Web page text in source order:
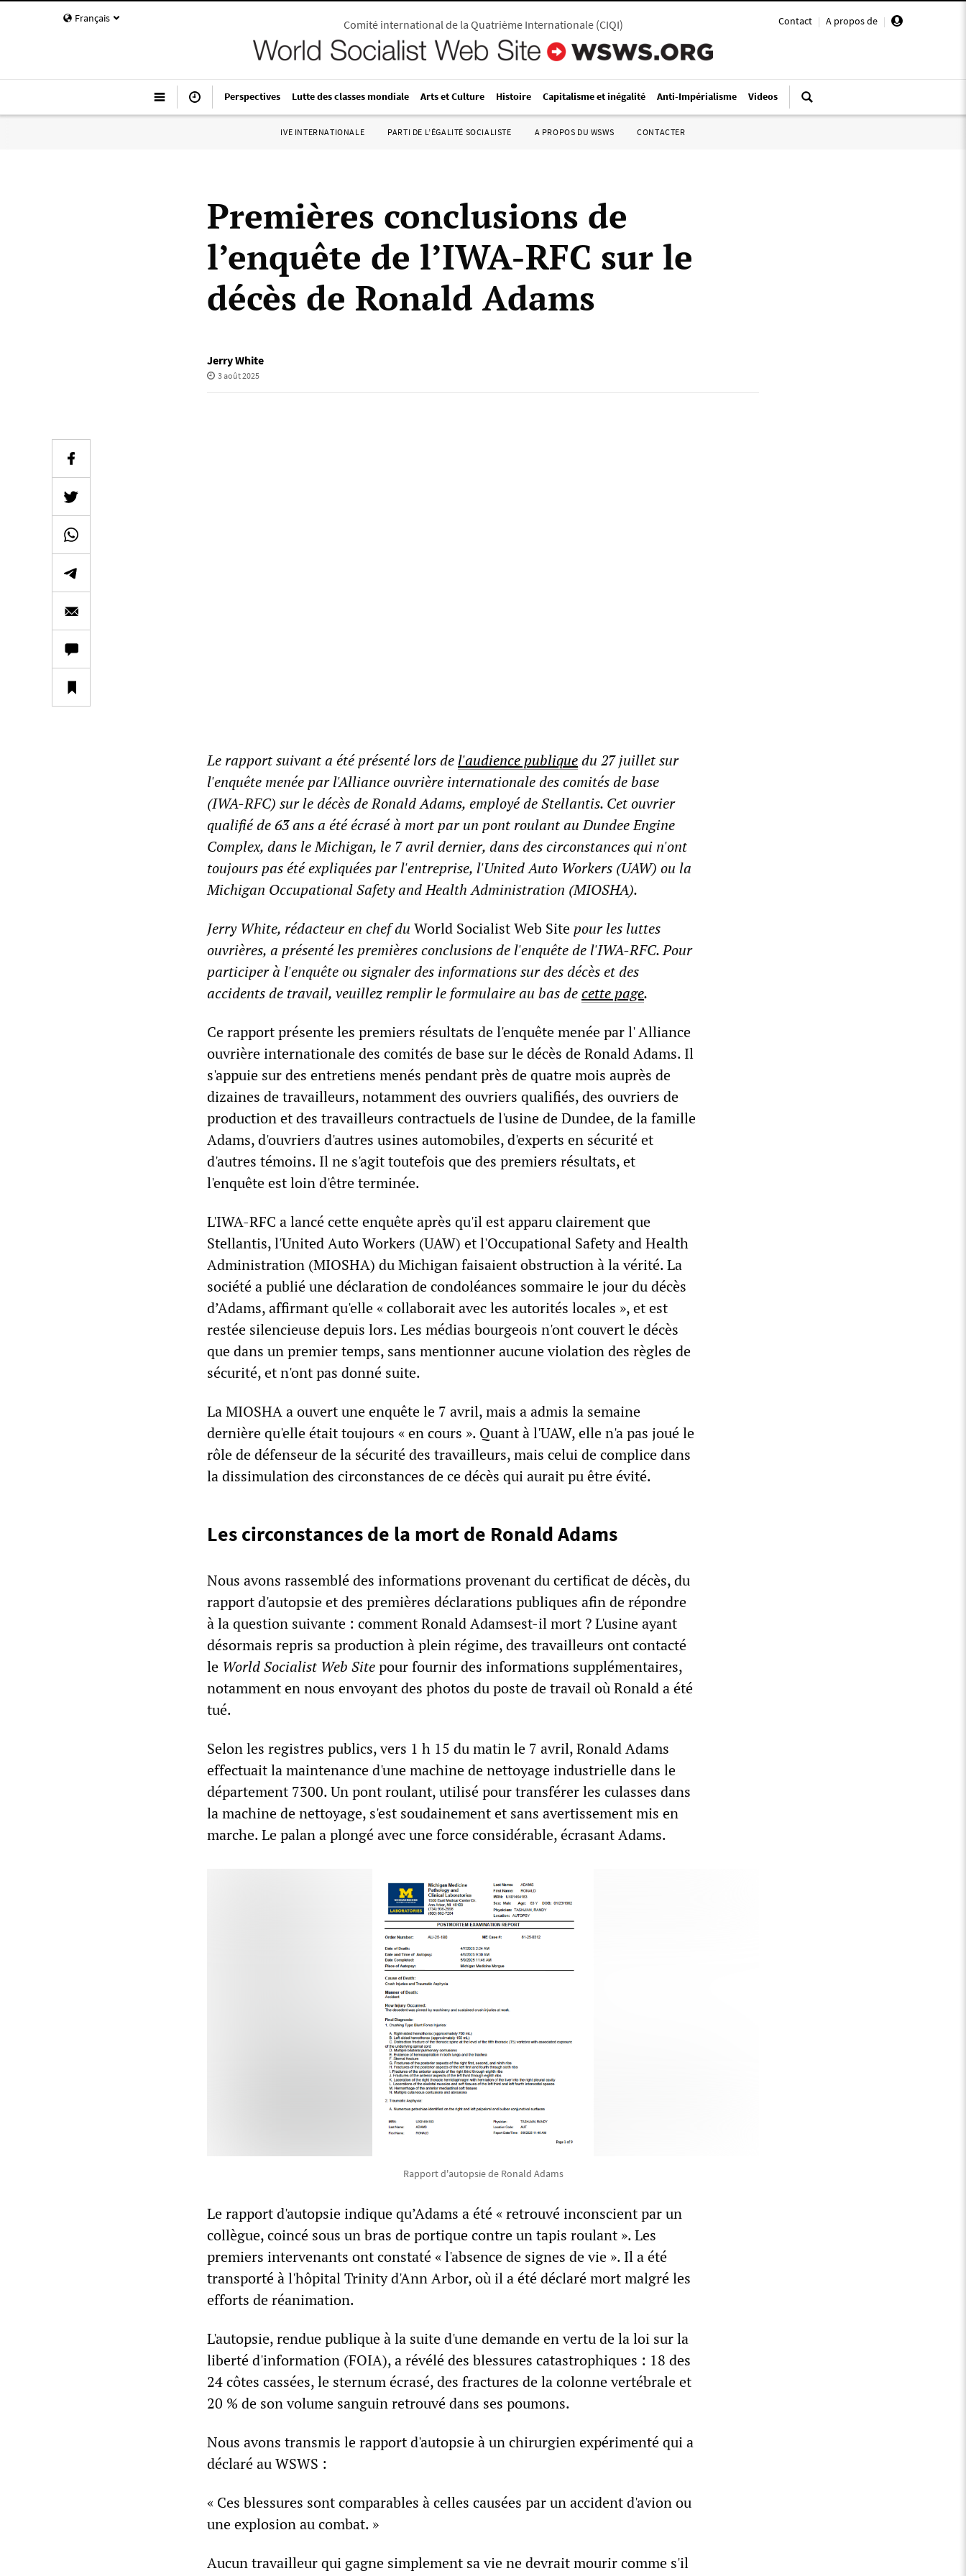
Français Contact | A propos de |
Comité international de la Quatrième Internationale(CIQI)
Perspectives Lutte des classes mondiale Arts et Culture Histoire Capitalisme et inégalité Anti-Impérialisme Videos
IVE INTERNATIONALE PARTI DE L’ÉGALITÉ SOCIALISTE A PROPOS DU WSWS CONTACTER
Premières conclusions de
l’enquête de l’IWA-RFC sur le
décès de Ronald Adams
Jerry White
3 août 2025
Le rapport suivant a été présenté lors de l'audience publique du 27 juillet sur
l'enquête menée par l'Alliance ouvrière internationale des comités de base
(IWA-RFC) sur le décès de Ronald Adams, employé de Stellantis. Cet ouvrier
qualifié de 63 ans a été écrasé à mort par un pont roulant au Dundee Engine
Complex, dans le Michigan, le 7 avril dernier, dans des circonstances qui n'ont
toujours pas été expliquées par l'entreprise, l'United Auto Workers (UAW) ou la
Michigan Occupational Safety and Health Administration (MIOSHA).
Jerry White, rédacteur en chef du World Socialist Web Site pour les luttes
ouvrières, a présenté les premières conclusions de l'enquête de l'IWA-RFC. Pour
participer à l'enquête ou signaler des informations sur des décès et des
accidents de travail, veuillez remplir le formulaire au bas decette page.
Ce rapport présente les premiers résultats de l'enquête menée par l' Alliance
ouvrière internationale des comités de base sur le décès de Ronald Adams. Il
s'appuie sur des entretiens menés pendant près de quatre mois auprès de
dizaines de travailleurs, notamment des ouvriers qualifiés, des ouvriers de
production et des travailleurs contractuels de l'usine de Dundee, de la famille
Adams, d'ouvriers d'autres usines automobiles, d'experts en sécurité et
d'autres témoins. Il ne s'agit toutefois que des premiers résultats, et
l'enquête est loin d'être terminée.
L'IWA-RFC a lancé cette enquête après qu'il est apparu clairement que
Stellantis, l'United Auto Workers (UAW) et l'Occupational Safety and Health
Administration (MIOSHA) du Michigan faisaient obstruction à la vérité. La
société a publié une déclaration de condoléances sommaire le jour du décès
d’Adams, affirmant qu'elle « collaborait avec les autorités locales », et est
restée silencieuse depuis lors. Les médias bourgeois n'ont couvert le décès
que dans un premier temps, sans mentionner aucune violation des règles de
sécurité, et n'ont pas donné suite.
La MIOSHA a ouvert une enquête le 7 avril, mais a admis la semaine
dernière qu'elle était toujours « en cours ». Quant à l'UAW, elle n'a pas joué le
rôle de défenseur de la sécurité des travailleurs, mais celui de complice dans
la dissimulation des circonstances de ce décès qui aurait pu être évité.
Les circonstances de la mort de Ronald Adams
Nous avons rassemblé des informations provenant du certificat de décès, du
rapport d'autopsie et des premières déclarations publiques afin de répondre
à la question suivante : comment Ronald Adamsest-il mort ? L'usine ayant
désormais repris sa production à plein régime, des travailleurs ont contacté
le World Socialist Web Sitepour fournir des informations supplémentaires,
notamment en nous envoyant des photos du poste de travail où Ronald a été
tué.
Selon les registres publics, vers 1 h 15 du matin le 7 avril, Ronald Adams
effectuait la maintenance d'une machine de nettoyage industrielle dans le
département 7300. Un pont roulant, utilisé pour transférer les culasses dans
la machine de nettoyage, s'est soudainement et sans avertissement mis en
marche. Le palan a plongé avec une force considérable, écrasant Adams.
Rapport d'autopsie de Ronald Adams
Le rapport d'autopsie indique qu’Adams a été « retrouvé inconscient par un
collègue, coincé sous un bras de portique contre un tapis roulant ». Les
premiers intervenants ont constaté « l'absence de signes de vie ». Il a été
transporté à l'hôpital Trinity d'Ann Arbor, où il a été déclaré mort malgré les
efforts de réanimation.
L'autopsie, rendue publique à la suite d'une demande en vertu de la loi sur la
liberté d'information (FOIA), a révélé des blessures catastrophiques : 18 des
24 côtes cassées, le sternum écrasé, des fractures de la colonne vertébrale et
20 % de son volume sanguin retrouvé dans ses poumons.
Nous avons transmis le rapport d'autopsie à un chirurgien expérimenté qui a
déclaré au WSWS :
« Ces blessures sont comparables à celles causées par un accident d'avion ou
une explosion au combat. »
Aucun travailleur qui gagne simplement sa vie ne devrait mourir comme s'il